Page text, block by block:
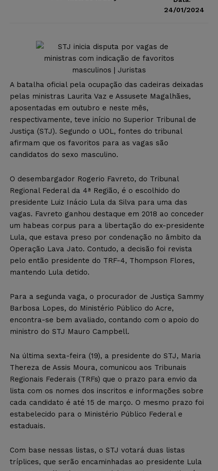
24/01/2024
A batalha oficial pela ocupação das cadeiras deixadas
pelas ministras Laurita Vaz e Assusete Magalhães,
aposentadas em outubro e neste mês,
respectivamente, teve início no Superior Tribunal de
Justiça (STJ). Segundo o UOL, fontes do tribunal
afirmam que os favoritos para as vagas são
candidatos do sexo masculino.
O desembargador Rogerio Favreto, do Tribunal
Regional Federal da 4ª Região, é o escolhido do
presidente Luiz Inácio Lula da Silva para uma das
vagas. Favreto ganhou destaque em 2018 ao conceder
um habeas corpus para a libertação do ex-presidente
Lula, que estava preso por condenação no âmbito da
Operação Lava Jato. Contudo, a decisão foi revista
pelo então presidente do TRF-4, Thompson Flores,
mantendo Lula detido.
Para a segunda vaga, o procurador de Justiça Sammy
Barbosa Lopes, do Ministério Público do Acre,
encontra-se bem avaliado, contando com o apoio do
ministro do STJ Mauro Campbell.
Na última sexta-feira (19), a presidente do STJ, Maria
Thereza de Assis Moura, comunicou aos Tribunais
Regionais Federais (TRFs) que o prazo para envio da
lista com os nomes dos inscritos e informações sobre
cada candidato é até 15 de março. O mesmo prazo foi
estabelecido para o Ministério Público Federal e
estaduais.
Com base nessas listas, o STJ votará duas listas
tríplices, que serão encaminhadas ao presidente Lula